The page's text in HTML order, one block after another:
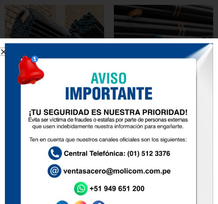
TUBOS PARA CALDERAS
TUBOS SCHEDULE (SCH)